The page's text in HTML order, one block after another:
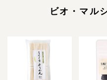
ビオ・マル